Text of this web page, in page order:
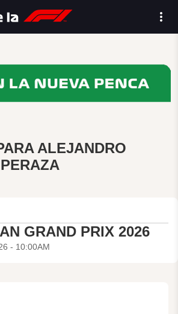
ALEJANDRO
GRAND PRIX 2026
- 10:00AM